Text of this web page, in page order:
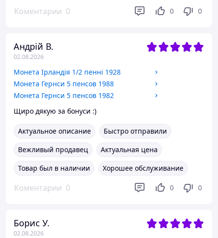
Коментарии 0 0 0
Андрій В.
02.08.2026
Монета Ірландія 1/2 пенні 1928
Монета Гернси 5 пенсов 1988
Монета Гернси 5 пенсов 1982
Щиро дякую за бонуси :)
Актуальное описание
Быстро отправили
Вежливый продавец
Актуальная цена
Товар был в наличии
Хорошее обслуживание
Коментарии 0 0 0
Борис У.
02.08.2026